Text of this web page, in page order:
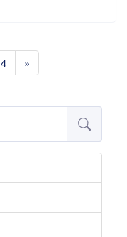
4 »